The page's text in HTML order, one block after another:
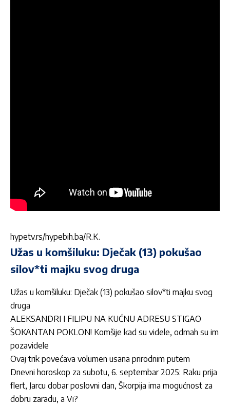
hypetv.rs/hypebih.ba/R.K.
Užas u komšiluku: Dječak (13) pokušao
silov*ti majku svog druga
Užas u komšiluku: Dječak (13) pokušao silov*ti majku svog
druga
ALEKSANDRI I FILIPU NA KUĆNU ADRESU STIGAO
ŠOKANTAN POKLON! Komšije kad su videle, odmah su im
pozavidele
Ovaj trik povećava volumen usana prirodnim putem
Dnevni horoskop za subotu, 6. septembar 2025: Raku prija
flert, Jarcu dobar poslovni dan, Škorpija ima mogućnost za
dobru zaradu, a Vi?